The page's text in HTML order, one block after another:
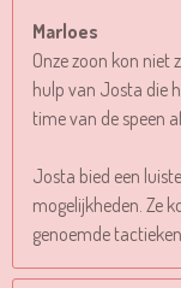
Marloes
Onze zoon kon niet
hulp van Josta die
time van de speen
Josta bied een
mogelijkheden. Ze
genoemde tactieken